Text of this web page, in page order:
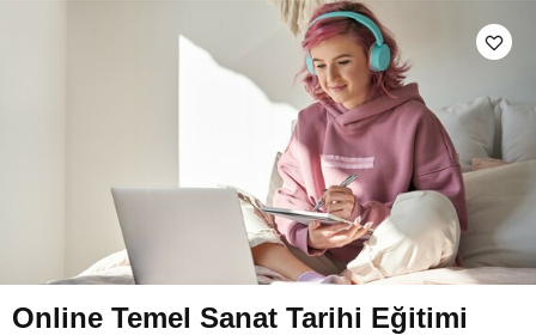
Online Temel Sanat Tarihi Eğitimi